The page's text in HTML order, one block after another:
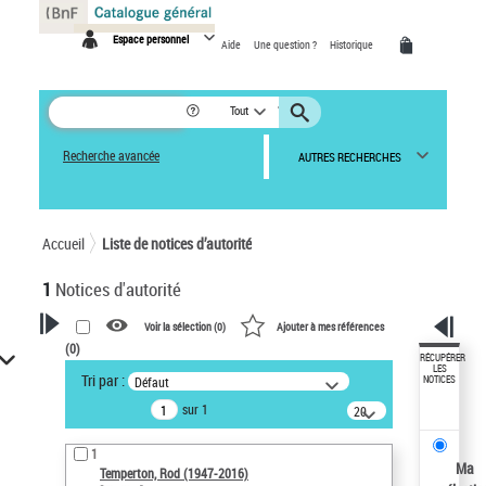
Espace personnel Aide Une question ? Historique
Tout
Recherche avancée AUTRES RECHERCHES
Accueil Liste de notices d’autorité
1 Notices d'autorité
VOTRE RECHERCHE
Recherche avancée dans les
notices d’autorité
Œuvres liées à l'auteur :
Temperton, Rod (1947-2016)
Voir la sélection (0) Ajouter à mes références
(0)
Tri par : Défaut
sur 1
20
résultats/page
1
Temperton, Rod (1947-2016)
RÉCUPÉRER
LES
NOTICES
Ma
Panneau de gestion des cookies